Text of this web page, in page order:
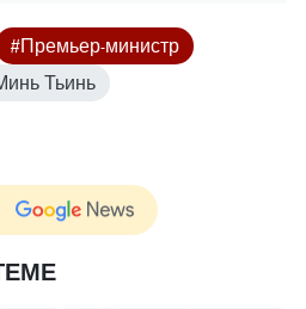
#Премьер-министр
Тьинь